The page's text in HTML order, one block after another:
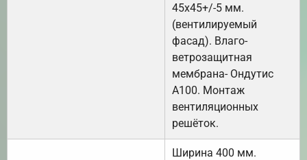
45х45+/-5 мм.
(вентилируемый
фасад). Влаго-
ветрозащитная
мембрана- Ондутис
А100. Монтаж
вентиляционных
решёток.
Ширина 400 мм.